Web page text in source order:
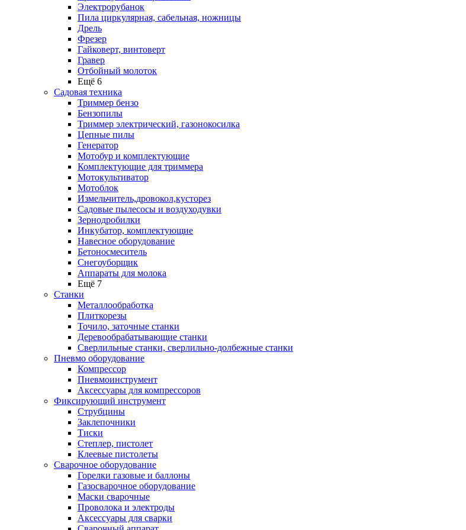
Электрорубанок
Пила циркулярная, сабельная, ножницы
Дрель
Фрезер
Гайковерт, винтоверт
Гравер
Отбойный молоток
Ещё 6
Садовая техника
Триммер бензо
Бензопилы
Триммер электрический, газонокосилка
Цепные пилы
Генератор
Мотобур и комплектующие
Комплектующие для триммера
Мотокультиватор
Мотоблок
Измельчитель,дровокол,кусторез
Садовые пылесосы и воздуходувки
Зернодробилки
Инкубатор, комплектующие
Навесное оборудование
Бетоносмеситель
Снегоуборщик
Аппараты для молока
Ещё 7
Станки
Металлообработка
Плиткорезы
Точило, заточные станки
Деревообрабатывающие станки
Сверлильные станки, сверлильно-долбежные станки
Пневмо оборудование
Компрессор
Пневмоинструмент
Аксессуары для компрессоров
Фиксирующий инструмент
Струбцины
Заклепочники
Тиски
Степлер, пистолет
Клеевые пистолеты
Сварочное оборудование
Горелки газовые и баллоны
Газосварочное оборудование
Маски сварочные
Проволока и электроды
Аксессуары для сварки